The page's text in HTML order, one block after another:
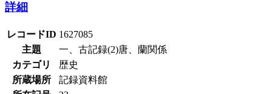
詳細
レコードID 1627085
主題
一、古記録(2)唐、蘭関係
カテゴリ
歴史
所蔵場所
記録資料館